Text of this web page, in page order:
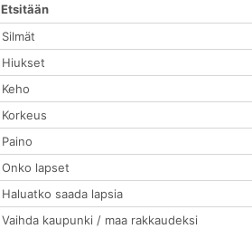
Etsitään
Silmät
Hiukset
Keho
Korkeus
Paino
Onko lapset
Haluatko saada lapsia
Vaihda kaupunki / maa rakkaudeksi